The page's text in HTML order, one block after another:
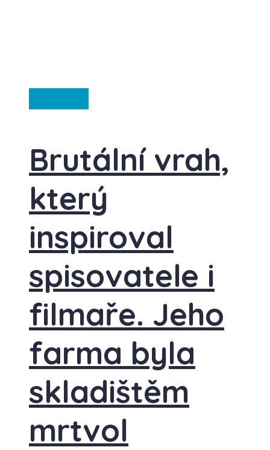
Brutální vrah,
který
inspiroval
spisovatele i
filmaře. Jeho
farma byla
skladištěm
mrtvol